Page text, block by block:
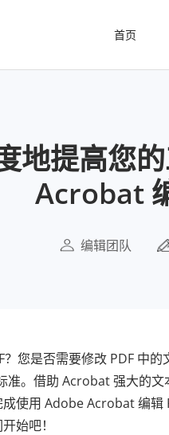
首页
地提高您
Acrobat
编辑团队
您是否需要修改 PDF 中
准。借助 Acrobat 强大的
使用 Adob​​e Acrobat 编
始吧！